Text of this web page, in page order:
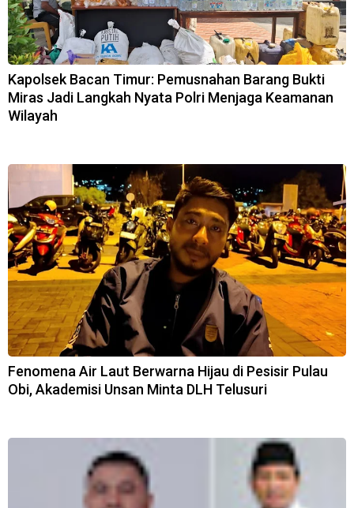
Kapolsek Bacan Timur: Pemusnahan Barang Bukti
Miras Jadi Langkah Nyata Polri Menjaga Keamanan
Wilayah
Fenomena Air Laut Berwarna Hijau di Pesisir Pulau
Obi, Akademisi Unsan Minta DLH Telusuri